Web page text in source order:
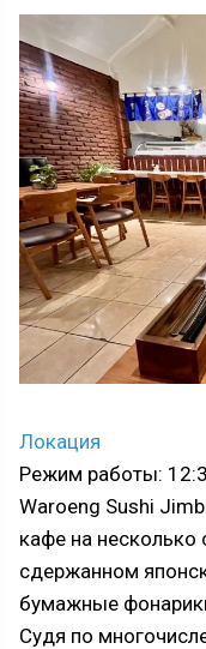
Локация
Режим работы:
Waroeng Sushi
кафе на несколько
сдержанном
бумажные
Судя по